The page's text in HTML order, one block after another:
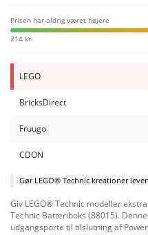
Prisen har aldrig været højere
214 kr.
LEGO
BricksDirect
Fruugo
CDON
Gør LEGO® Technic kreationer
Giv LEGO® Technic modeller
Technic Batteriboks (88015).
udgangsporte til tilslutning af